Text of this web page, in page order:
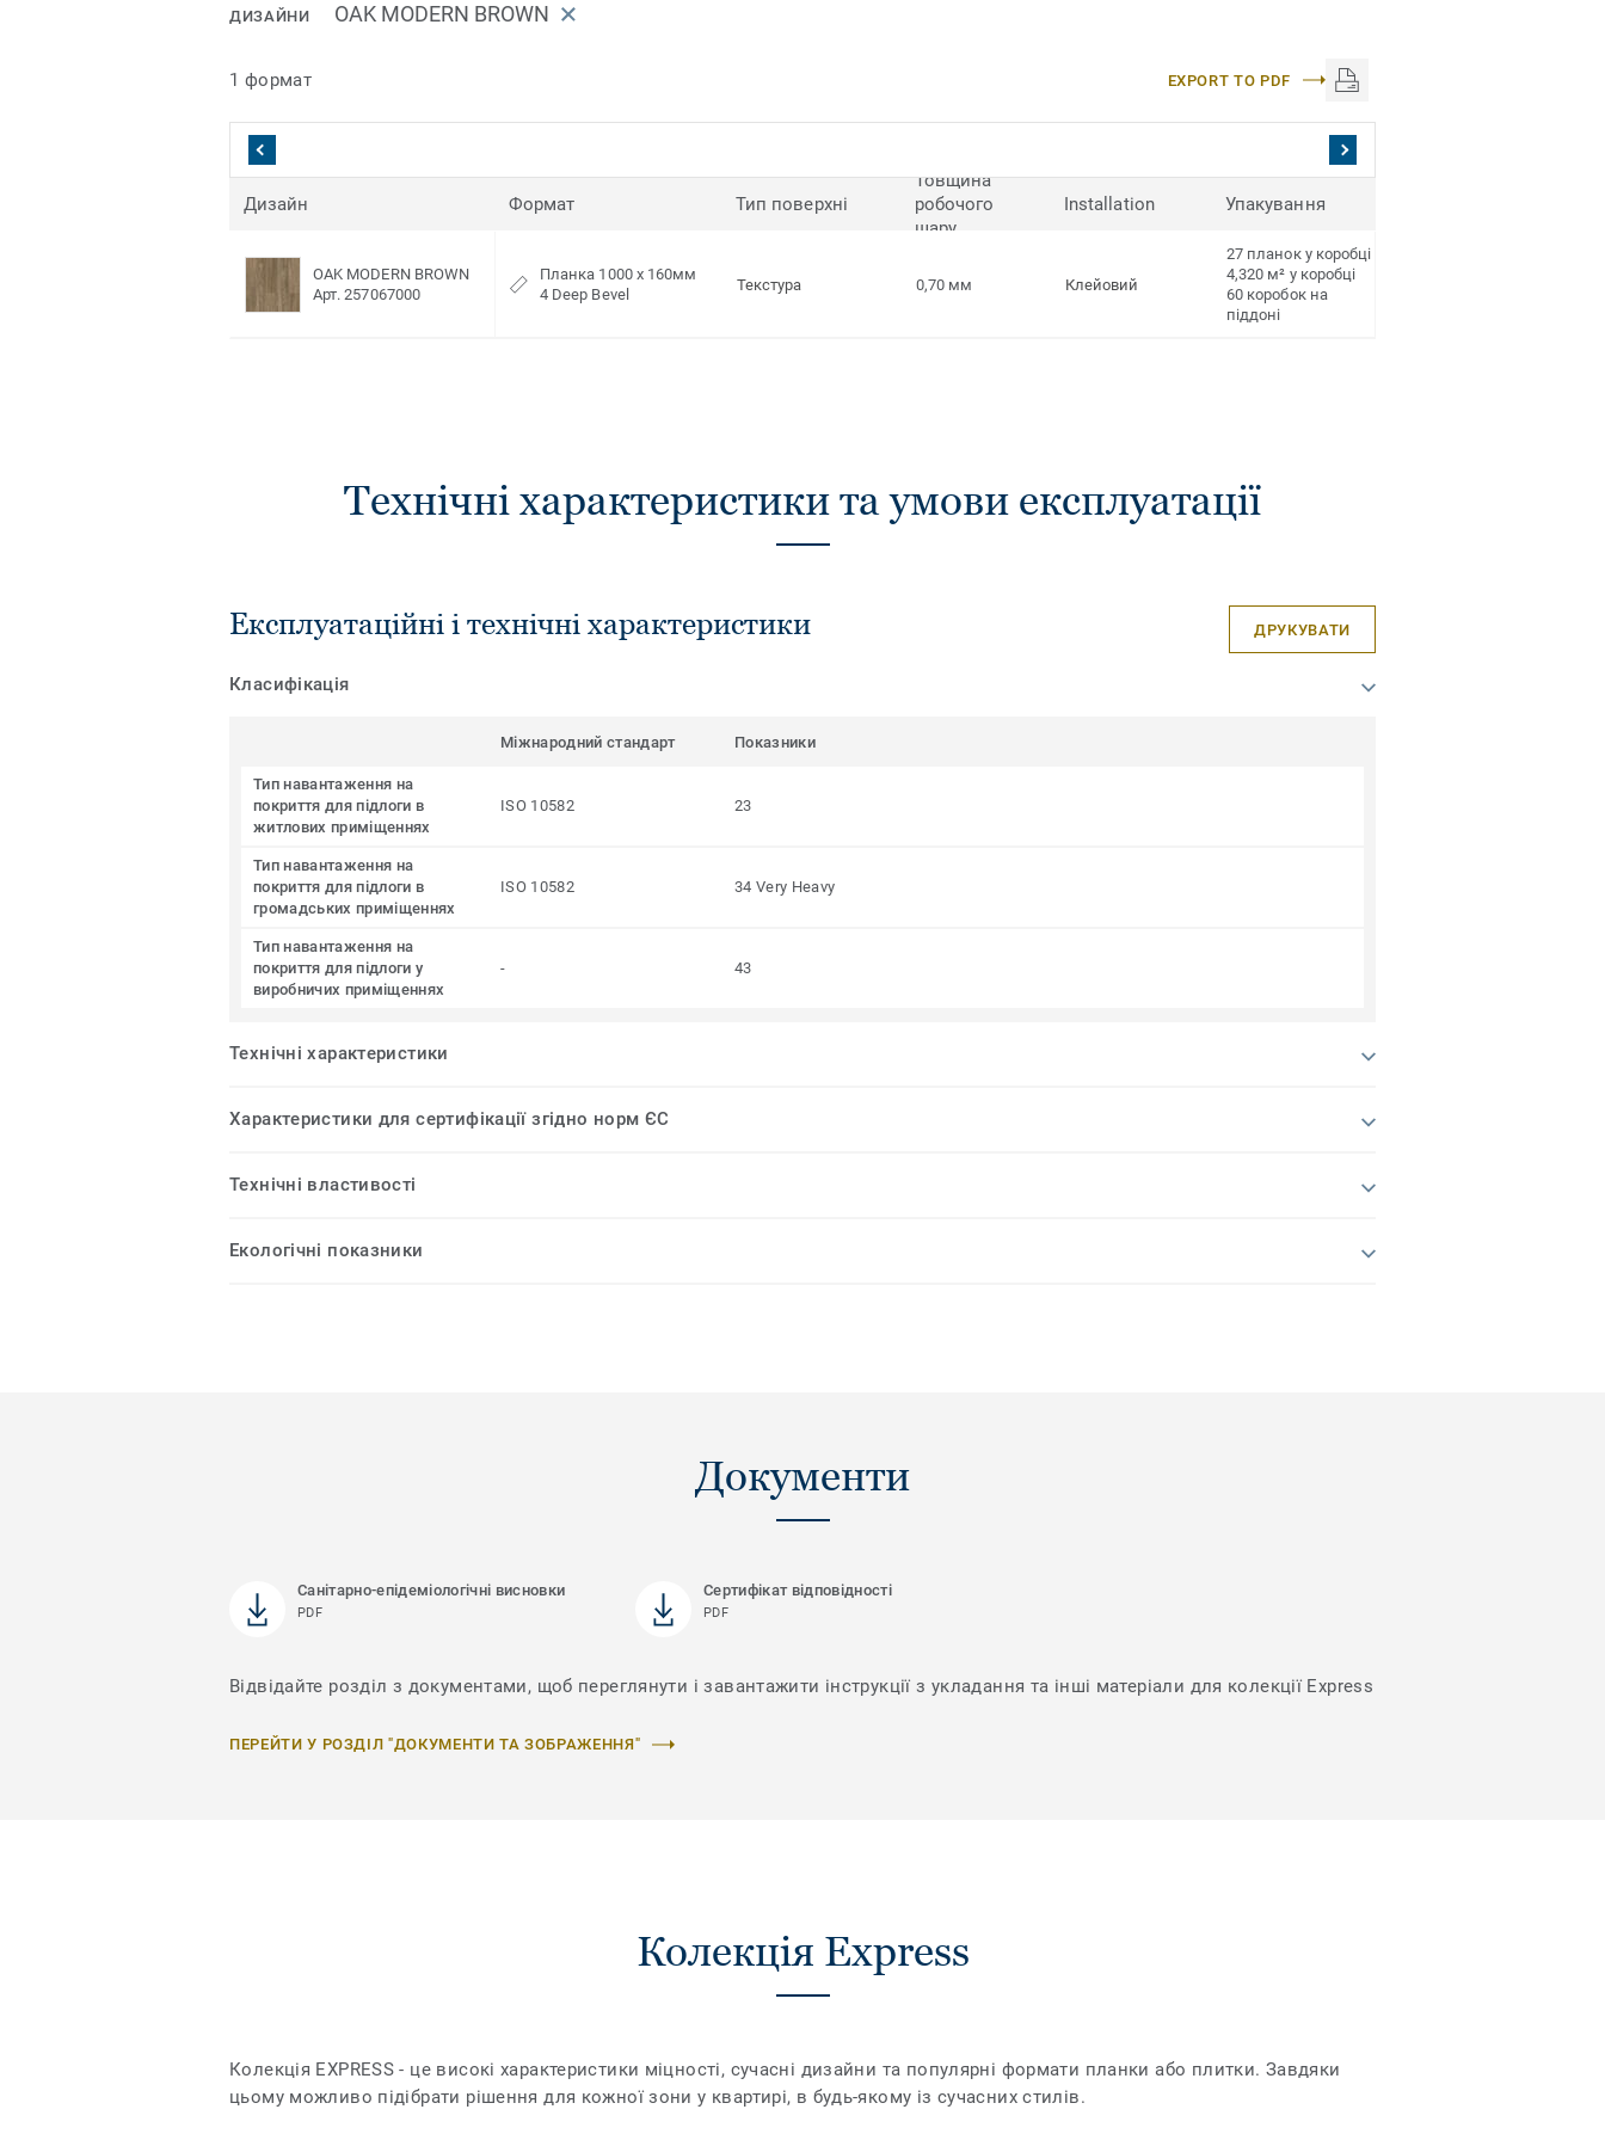
ДИЗАЙНИ OAK MODERN BROWN
1 формат EXPORT TO PDF
Дизайн Формат Тип поверхні
Товщина
робочого
шару
Installation Упакування
OAK MODERN BROWN
Арт. 257067000
Планка 1000 x 160мм
4 Deep Bevel
Текстура 0,70 мм Клейовий
27 планок у коробці
4,320 м² у коробці
60 коробок на
піддоні
Технічні характеристики та умови експлуатації
Експлуатаційні і технічні характеристики ДРУКУВАТИ
Класифікація
Міжнародний стандарт Показники
Тип навантаження на
покриття для підлоги в
житлових приміщеннях
ISO 10582 23
Тип навантаження на
покриття для підлоги в
громадських приміщеннях
ISO 10582 34 Very Heavy
Тип навантаження на
покриття для підлоги у
виробничих приміщеннях
- 43
Технічні характеристики
Характеристики для сертифікації згідно норм ЄС
Технічні властивості
Екологічні показники
Документи
Санітарно-епідеміологічні висновки
PDF
Сертифікат відповідності
PDF
Відвідайте розділ з документами, щоб переглянути і завантажити інструкції з укладання та інші матеріали для колекції Express
ПЕРЕЙТИ У РОЗДІЛ "ДОКУМЕНТИ ТА ЗОБРАЖЕННЯ"
Колекція Express
Колекція EXPRESS - це високі характеристики міцності, сучасні дизайни та популярні формати планки або плитки. Завдяки
цьому можливо підібрати рішення для кожної зони у квартирі, в будь-якому із сучасних стилів.